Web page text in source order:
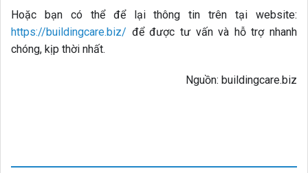
Hoặc bạn có thể để lại thông tin trên tại website:
https://buildingcare.biz/ để được tư vấn và hỗ trợ nhanh
chóng, kịp thời nhất.
Nguồn: buildingcare.biz